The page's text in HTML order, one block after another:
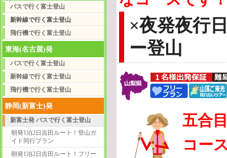
バスで行く富士登山
新幹線で行く富士登山
飛行機で行く富士登山
東海(名古屋)発
バスで行く富士登山
新幹線で行く富士登山
飛行機で行く富士登山
静岡(新富士)発
新富士発 バスで行く富士登山
朝発1泊2日吉田ルート！登山ガ
イド同行プラン
朝発1泊2日吉田ルート！フリー
×夜発夜行
ー登山
五合
コー